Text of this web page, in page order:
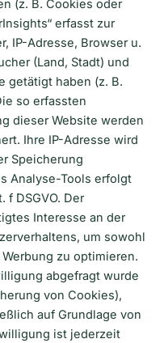
(z. B. Cookies oder
erfasst zur
IP-Adresse, Browser u.
(Land, Stadt) und
getätigt haben (z. B.
so erfassten
dieser Website werden
Ihre IP-Adresse wird
Speicherung
Analyse-Tools erfolgt
f DSGVO. Der
Interesse an der
um sowohl
zu optimieren.
abgefragt wurde
von Cookies),
auf Grundlage von
ist jederzeit